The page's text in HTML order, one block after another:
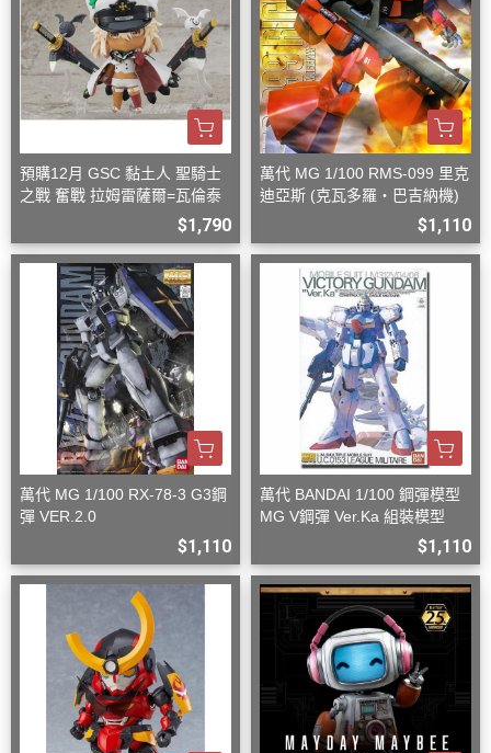
預購12月 GSC 黏土人 聖騎士
之戰 奮戰 拉姆雷薩爾=瓦倫泰
$1,790
萬代 MG 1/100 RMS-099 里克
迪亞斯 (克瓦多羅・巴吉納機)
$1,110
萬代 MG 1/100 RX-78-3 G3鋼
彈 VER.2.0
$1,110
萬代 BANDAI 1/100 鋼彈模型
MG V鋼彈 Ver.Ka 組裝模型
$1,110